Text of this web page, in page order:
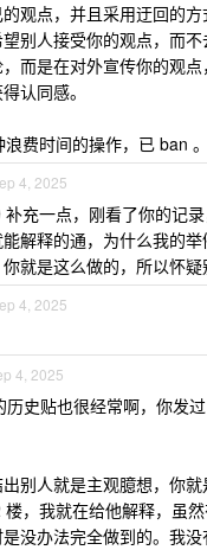
观点，并且采用迂回的方
别人接受你的观点，而不
而是在对外宣传你的观
认同感。
费时间的操作，已 ban 。
4, 2025
补充一点，刚看了你的记
解释的通，为什么我的
就是这么做的，所以怀疑
4, 2025
4, 2025
历史贴也很经常啊，你发
别人就是主观臆想，你
，我就在给他解释，虽
没办法完全做到的。我